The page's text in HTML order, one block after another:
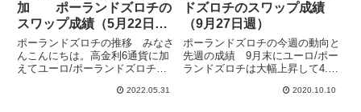
加 ポーランドズロチの
スワップ成績（5月22日
週）
ポーランドズロチの推移 みなさ
んこんにちは。高金利6通貨に加
えてユーロ/ポーランドズロチで
ーランドの政策金利は5.25%とな
2022.05.31
ドズロチのスワップ成績
（9月27日週）
ポーランドズロチの今週の動向と
先週の成績 9月末にユーロ/ポー
ランドズロチは大幅上昇して4.6
いかと思いましたが、その後急落
2020.10.10